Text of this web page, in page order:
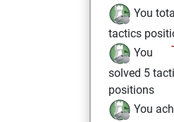
You
tactics
You
solved 5
positions
You